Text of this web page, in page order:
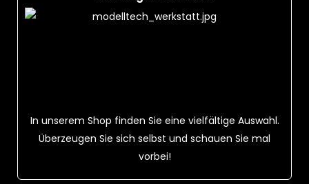
In unserem Shop finden Sie eine vielfältige Auswahl.
Überzeugen Sie sich selbst und schauen Sie mal
vorbei!